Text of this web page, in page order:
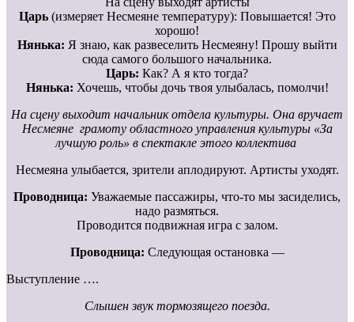
Царь(измеряет Несмеяне температуру): Повышается! Это
хорошо!
Нянька: Я знаю, как развеселить Несмеяну! Прошу выйти
сюда самого большого начальника.
Царь: Как? А я кто тогда?
Нянька: Хочешь, чтобы дочь твоя улыбалась, помолчи!
На сцену выходит начальник отдела культуры. Она вручает
Несмеяне грамоту областного управления культуры «За
лучшую роль» в спектакле этого коллектива
Несмеяна улыбается, зрители аплодируют. Артисты уходят.
Проводница: Уважаемые пассажиры, что-то мы засиделись,
надо размяться.
Проводится подвижная игра с залом.
Проводница: Следующая остановка —
Выступление ….
Слышен звук тормозящего поезда.